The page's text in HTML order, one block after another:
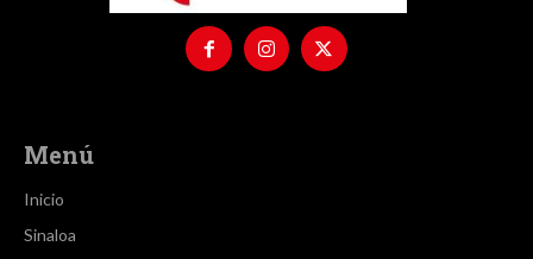
Menú
Inicio
Sinaloa